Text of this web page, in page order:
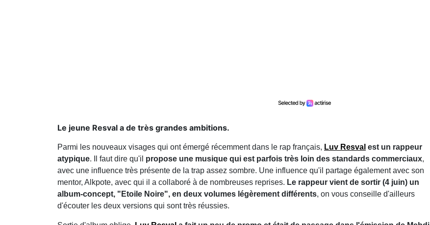
Le jeune Resval a de très grandes ambitions.
Parmi les nouveaux visages qui ont émergé récemment dans le rap français, Luv Resval est un rappeur
atypique. Il faut dire qu'il propose une musique qui est parfois très loin des standards commerciaux,
avec une influence très présente de la trap assez sombre. Une influence qu'il partage également avec son
mentor, Alkpote, avec qui il a collaboré à de nombreuses reprises. Le rappeur vient de sortir (4 juin) un
album-concept, "Etoile Noire", en deux volumes légèrement différents, on vous conseille d'ailleurs
d'écouter les deux versions qui sont très réussies.